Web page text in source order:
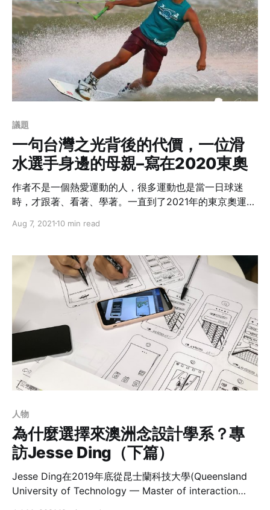
議題
一句台灣之光背後的代價，一位滑
水選手身邊的母親–寫在2020東奧
作者不是一個熱愛運動的人，很多運動也是當一日球迷
時，才跟著、看著、學著。一直到了2021年的東京奧運
潮；畢竟這是這一年多來除了疫苗、疫情之外，最大篇幅
手們背後的父母和教練。」
Aug 7, 2021 10 min read
人物
為什麼選擇來澳洲念設計學系？專
訪Jesse Ding（下篇）
Jesse Ding在2019年底從昆士蘭科技大學(Queensland
University of Technology — Master of interaction